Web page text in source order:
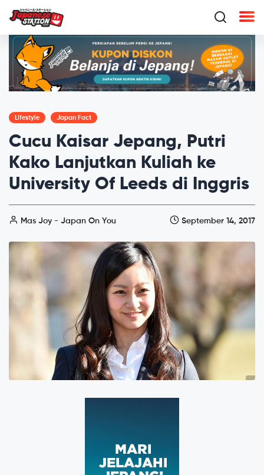
Lifestyle Japan Fact
Cucu Kaisar Jepang, Putri
Kako Lanjutkan Kuliah ke
University Of Leeds di Inggris
Mas Joy - Japan On You September 14, 2017